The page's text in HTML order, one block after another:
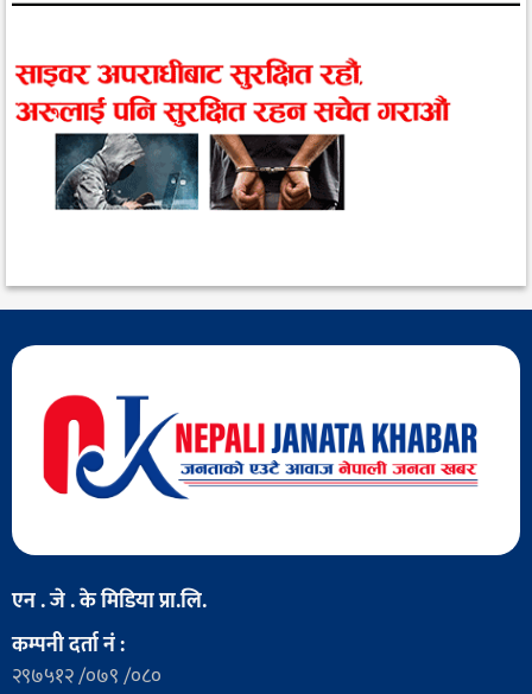
एन . जे . के मिडिया प्रा.लि.
कम्पनी दर्ता नं :
२९७५१२ /०७९ /०८०